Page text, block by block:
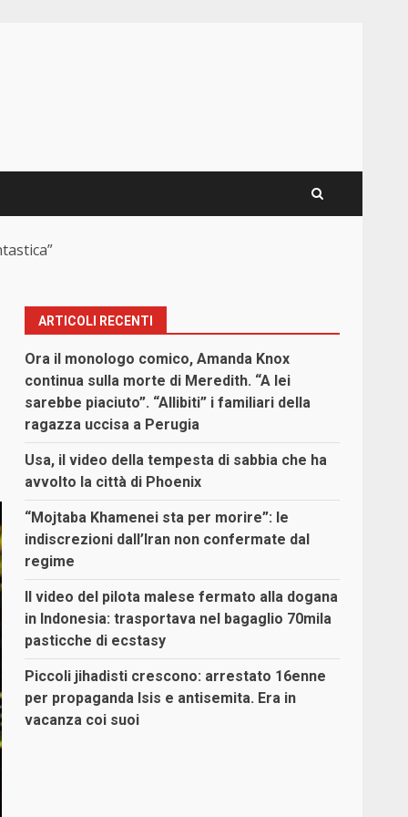
ARTICOLI RECENTI
Ora il monologo comico, Amanda Knox
continua sulla morte di Meredith. “A lei
sarebbe piaciuto”. “Allibiti” i familiari della
ragazza uccisa a Perugia
Usa, il video della tempesta di sabbia che ha
avvolto la città di Phoenix
“Mojtaba Khamenei sta per morire”: le
indiscrezioni dall’Iran non confermate dal
regime
Il video del pilota malese fermato alla dogana
in Indonesia: trasportava nel bagaglio 70mila
pasticche di ecstasy
Piccoli jihadisti crescono: arrestato 16enne
per propaganda Isis e antisemita. Era in
vacanza coi suoi